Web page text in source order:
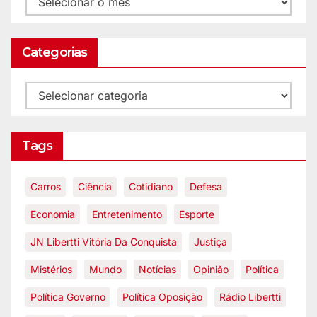
Categorias
Tags
Carros Ciência Cotidiano Defesa
Economia Entretenimento Esporte
JN Libertti Vitória Da Conquista Justiça
Mistérios Mundo Notícias Opinião Política
Política Governo Política Oposição Rádio Libertti